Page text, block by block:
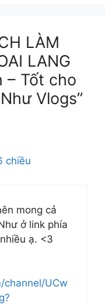
LÀM
LANG
– Tốt cho
Vlogs”
chiều
mong cả
ở link phía
ạ. <3
UCw